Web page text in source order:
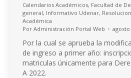
Calendarios Académicos, Facultad de
general, Informativo Udenar,
Académica
Por Administración Portal Web agosto
Por la cual se aprueba la
de ingreso a primer año:
matriculas únicamente para
A 2022.